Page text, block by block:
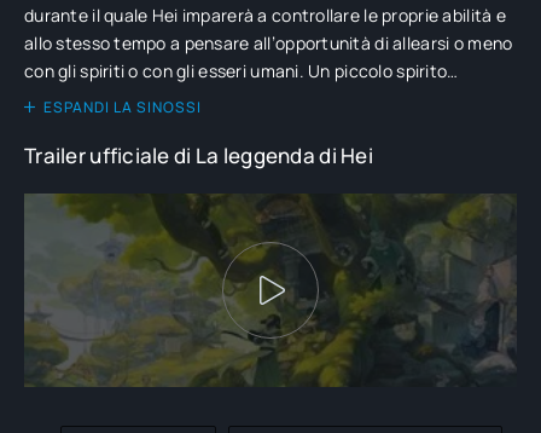
durante il quale Hei imparerà a controllare le proprie abilità e
allo stesso tempo a pensare all’opportunità di allearsi o meno
con gli spiriti o con gli esseri umani. Un piccolo spirito
determinerà il destino del mondo.
ESPANDI LA SINOSSI
Trailer ufficiale di La leggenda di Hei